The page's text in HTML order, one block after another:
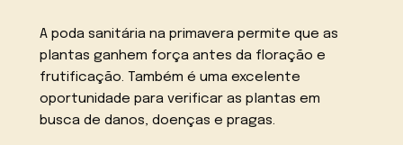
A poda sanitária na primavera permite que as
plantas ganhem força antes da floração e
frutificação. Também é uma excelente
oportunidade para verificar as plantas em
busca de danos, doenças e pragas.